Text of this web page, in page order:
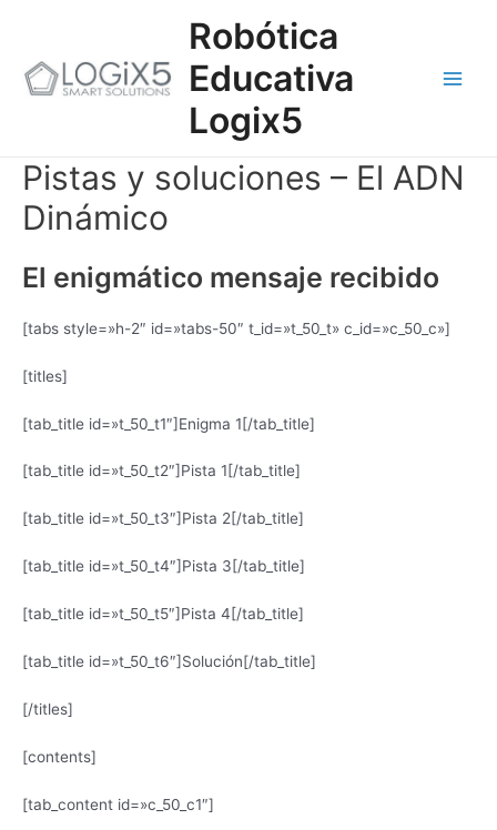
Robótica
Educativa
Logix5
Pistas y soluciones – El ADN
Dinámico
El enigmático mensaje recibido
[tabs style=»h-2″ id=»tabs-50″ t_id=»t_50_t» c_id=»c_50_c»]
[titles]
[tab_title id=»t_50_t1″]Enigma 1[/tab_title]
[tab_title id=»t_50_t2″]Pista 1[/tab_title]
[tab_title id=»t_50_t3″]Pista 2[/tab_title]
[tab_title id=»t_50_t4″]Pista 3[/tab_title]
[tab_title id=»t_50_t5″]Pista 4[/tab_title]
[tab_title id=»t_50_t6″]Solución[/tab_title]
[/titles]
[contents]
[tab_content id=»c_50_c1″]